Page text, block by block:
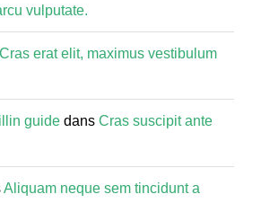
vulputate.
Cras erat elit, maximus vestibulum
guide dans Cras suscipit ante
Aliquam neque sem tincidunt a